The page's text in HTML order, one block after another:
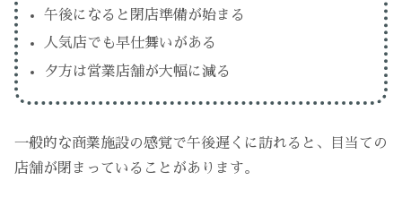
午後になると閉店準備が始まる
人気店でも早仕舞いがある
夕方は営業店舗が大幅に減る
一般的な商業施設の感覚で午後遅くに訪れると、目当ての
店舗が閉まっていることがあります。